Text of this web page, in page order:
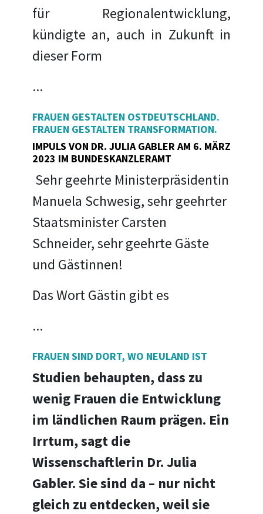
für Regionalentwicklung,
kündigte an, auch in Zukunft in
dieser Form
...
FRAUEN GESTALTEN OSTDEUTSCHLAND.
FRAUEN GESTALTEN TRANSFORMATION.
IMPULS VON DR. JULIA GABLER AM 6. MÄRZ
2023 IM BUNDESKANZLERAMT
Sehr geehrte Ministerpräsidentin
Manuela Schwesig, sehr geehrter
Staatsminister Carsten
Schneider, sehr geehrte Gäste
und Gästinnen!
Das Wort Gästin gibt es
...
FRAUEN SIND DORT, WO NEULAND IST
Studien behaupten, dass zu
wenig Frauen die Entwicklung
im ländlichen Raum prägen. Ein
Irrtum, sagt die
Wissenschaftlerin Dr. Julia
Gabler. Sie sind da – nur nicht
gleich zu entdecken, weil sie